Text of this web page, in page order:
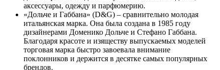
аксессуары, одежду и парфюмерию.
«Дольче и Габбана» (D&G) – сравнительно молодая
итальянская марка. Она была создана в 1985 году
дизайнерами Доменико Дольче и Стефано Габбана.
Благодаря красоте и изяществу выпускаемых моделей
торговая марка быстро завоевала внимание
поклонников и держится в десятке самых популярных
брендов.